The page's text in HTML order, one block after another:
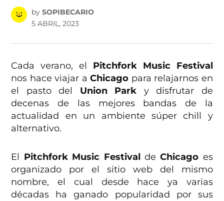
by SOPIBECARIO
5 ABRIL, 2023
Cada verano, el Pitchfork Music Festival
nos hace viajar aChicago para relajarnos en
el pasto del Union Park y disfrutar de
decenas de las mejores bandas de la
actualidad en un ambiente súper chill y
alternativo.
El Pitchfork Music Festival deChicago es
organizado por el sitio web del mismo
nombre, el cual desde hace ya varias
décadas ha ganado popularidad por sus